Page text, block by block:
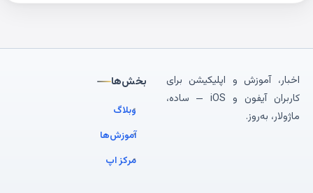
اخبار، آموزش و اپلیکیشن برای
کاربران آیفون و iOS — ساده،
ماژولار، به‌روز.
بخش‌ها
وبلاگ
آموزش‌ها
مرکز اپ